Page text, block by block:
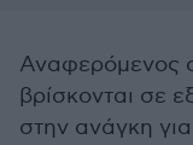
Αναφερόμενος
βρίσκονται σε
στην ανάγκη